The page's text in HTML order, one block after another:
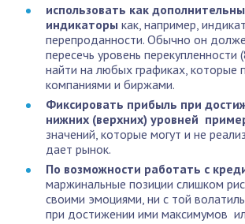
использовать как
индикаторы как, например,
перепроданности. Обычно он
пересечь уровень
найти на любых графиках, которые
компаниями и биржами.
Фиксировать прибыль при
нижних (верхних) уровней
значений, которые могут и не
дает рынок.
По возможности работать с
маржинальные позиции слишком
своими эмоциями, ни с той
при достижении ими максимумов